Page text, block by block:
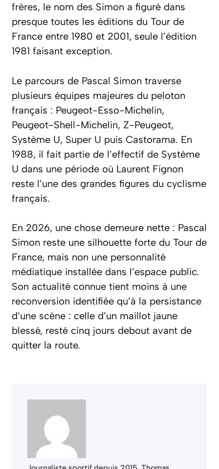
frères, le nom des Simon a figuré dans
presque toutes les éditions du Tour de
France entre 1980 et 2001, seule l’édition
1981 faisant exception.
Le parcours de Pascal Simon traverse
plusieurs équipes majeures du peloton
français : Peugeot-Esso-Michelin,
Peugeot-Shell-Michelin, Z-Peugeot,
Système U, Super U puis Castorama. En
1988, il fait partie de l’effectif de Système
U dans une période où Laurent Fignon
reste l’une des grandes figures du cyclisme
français.
En 2026, une chose demeure nette : Pascal
Simon reste une silhouette forte du Tour de
France, mais non une personnalité
médiatique installée dans l’espace public.
Son actualité connue tient moins à une
reconversion identifiée qu’à la persistance
d’une scène : celle d’un maillot jaune
blessé, resté cinq jours debout avant de
quitter la route.